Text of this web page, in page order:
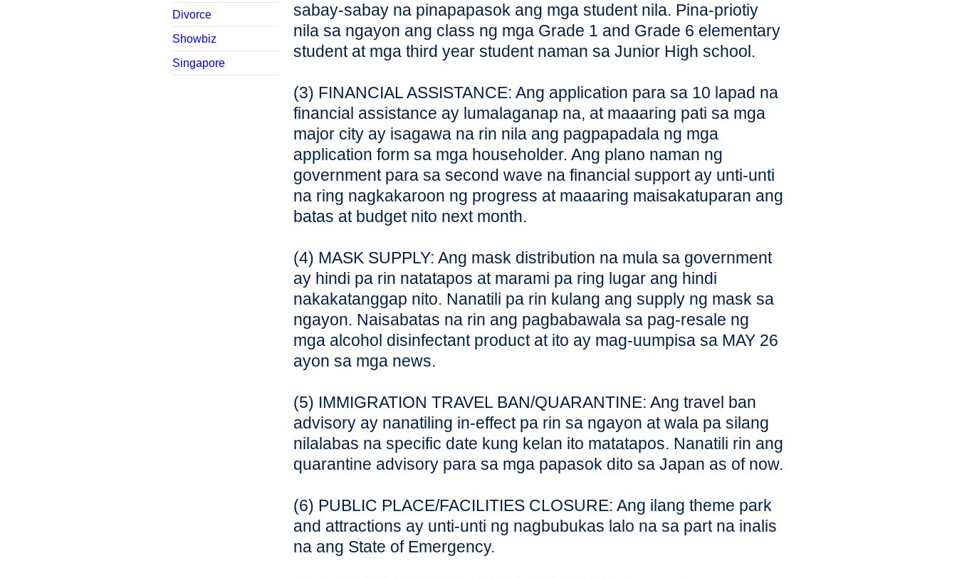
Divorce
Showbiz
Singapore
sabay-sabay na pinapapasok ang mga student nila. Pina-priotiy
nila sa ngayon ang class ng mga Grade 1 and Grade 6 elementary
student at mga third year student naman sa Junior High school.
(3) FINANCIAL ASSISTANCE: Ang application para sa 10 lapad na
financial assistance ay lumalaganap na, at maaaring pati sa mga
major city ay isagawa na rin nila ang pagpapadala ng mga
application form sa mga householder. Ang plano naman ng
government para sa second wave na financial support ay unti-unti
na ring nagkakaroon ng progress at maaaring maisakatuparan ang
batas at budget nito next month.
(4) MASK SUPPLY: Ang mask distribution na mula sa government
ay hindi pa rin natatapos at marami pa ring lugar ang hindi
nakakatanggap nito. Nanatili pa rin kulang ang supply ng mask sa
ngayon. Naisabatas na rin ang pagbabawala sa pag-resale ng
mga alcohol disinfectant product at ito ay mag-uumpisa sa MAY 26
ayon sa mga news.
(5) IMMIGRATION TRAVEL BAN/QUARANTINE: Ang travel ban
advisory ay nanatiling in-effect pa rin sa ngayon at wala pa silang
nilalabas na specific date kung kelan ito matatapos. Nanatili rin ang
quarantine advisory para sa mga papasok dito sa Japan as of now.
(6) PUBLIC PLACE/FACILITIES CLOSURE: Ang ilang theme park
and attractions ay unti-unti ng nagbubukas lalo na sa part na inalis
na ang State of Emergency.